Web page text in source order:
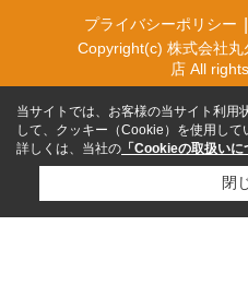
プライバシーポリシー
Copyright(c) 株式会社
店 All
当サイトでは、お客様の当サイト利用
して、クッキー（Cookie）を使用して
詳しくは、当社の 「Cookieの取扱いに
閉